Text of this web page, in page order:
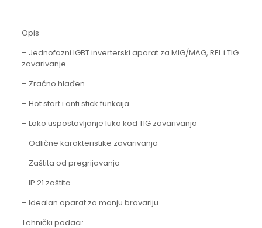
Opis
– Jednofazni IGBT inverterski aparat za MIG/MAG, REL i TIG
zavarivanje
– Zračno hlađen
– Hot start i anti stick funkcija
– Lako uspostavljanje luka kod TIG zavarivanja
– Odlične karakteristike zavarivanja
– Zaštita od pregrijavanja
– IP 21 zaštita
– Idealan aparat za manju bravariju
Tehnički podaci: